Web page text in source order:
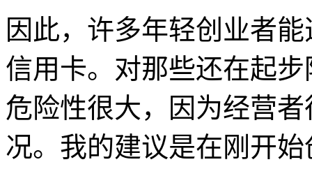
因此，许多年轻创业者
信用卡。对那些还在起
危险性很大，因为经营
况。我的建议是在刚开